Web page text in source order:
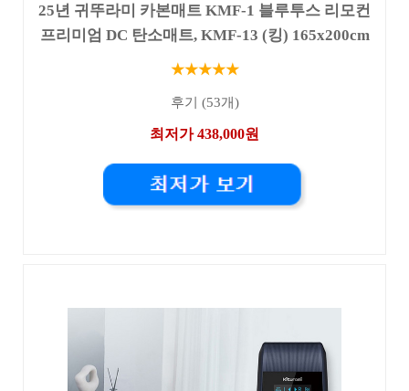
25년 귀뚜라미 카본매트 KMF-1 블루투스 리모컨
프리미엄 DC 탄소매트, KMF-13 (킹) 165x200cm
★★★★★
후기 (53개)
최저가 438,000원